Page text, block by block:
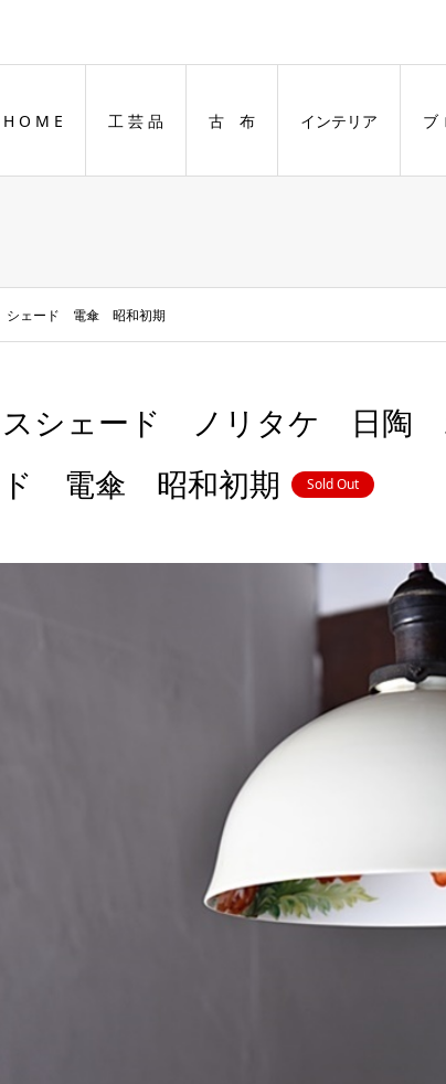
H O M E 工 芸 品 古 布 インテリア ブ
ェード 電傘 昭和初期
スシェード ノリタケ 日陶
ド 電傘 昭和初期
Sold Out